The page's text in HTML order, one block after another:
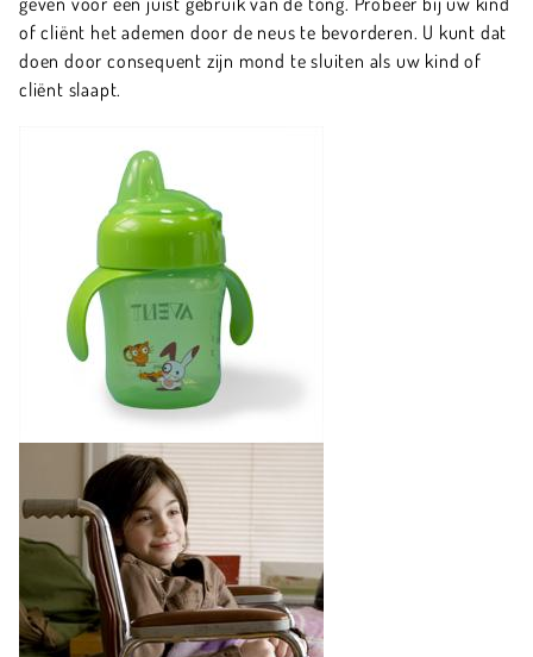
of cliënt het ademen door de neus te bevorderen. U kunt dat
doen door consequent zijn mond te sluiten als uw kind of
cliënt slaapt.